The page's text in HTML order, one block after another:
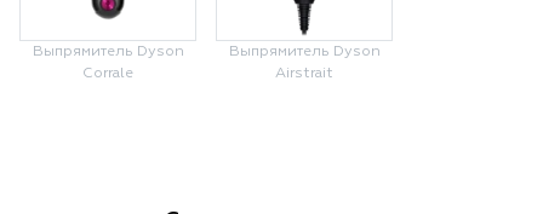
Выпрямитель Dyson
Corrale
Выпрямитель Dyson
Airstrait